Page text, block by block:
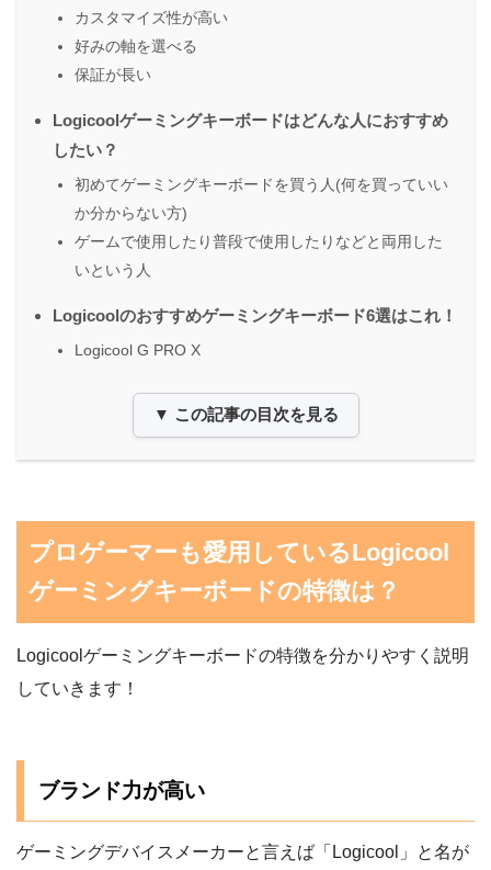
カスタマイズ性が高い
好みの軸を選べる
保証が長い
Logicoolゲーミングキーボードはどんな人におすすめ
したい？
初めてゲーミングキーボードを買う人(何を買っていい
か分からない方)
ゲームで使用したり普段で使用したりなどと両用した
いという人
Logicoolのおすすめゲーミングキーボード6選はこれ！
Logicool G PRO X
▼ この記事の目次を見る
プロゲーマーも愛用しているLogicool
ゲーミングキーボードの特徴は？
Logicoolゲーミングキーボードの特徴を分かりやすく説明
していきます！
ブランド力が高い
ゲーミングデバイスメーカーと言えば「Logicool」と名が